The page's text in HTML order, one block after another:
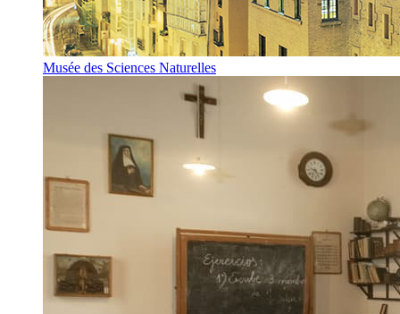
Musée des Sciences Naturelles